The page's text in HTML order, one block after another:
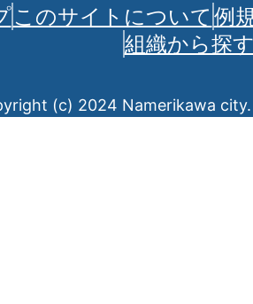
このサイトについて 例
組織から探
(c) 2024 Namerikawa